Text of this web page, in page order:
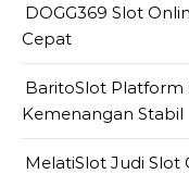
DOGG369 Slot
Cepat
BaritoSlot Platform
Kemenangan Stabil
MelatiSlot Judi Slot